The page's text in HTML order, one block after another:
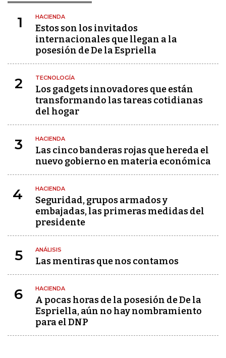
1 HACIENDA
Estos son los invitados
internacionales que llegan a la
posesión de De la Espriella
2 TECNOLOGÍA
Los gadgets innovadores que están
transformando las tareas cotidianas
del hogar
3 HACIENDA
Las cinco banderas rojas que hereda el
nuevo gobierno en materia económica
4 HACIENDA
Seguridad, grupos armados y
embajadas, las primeras medidas del
presidente
5 ANÁLISIS
Las mentiras que nos contamos
6 HACIENDA
A pocas horas de la posesión de De la
Espriella, aún no hay nombramiento
para el DNP